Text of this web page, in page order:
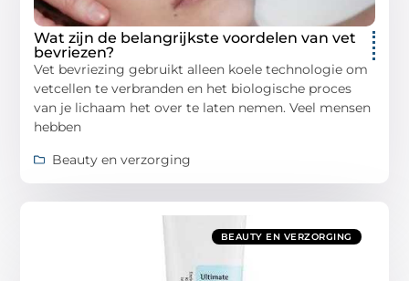
Wat zijn de belangrijkste voordelen van vet
bevriezen?
Vet bevriezing gebruikt alleen koele technologie om
vetcellen te verbranden en het biologische proces
van je lichaam het over te laten nemen. Veel mensen
hebben
Beauty en verzorging
BEAUTY EN VERZORGING